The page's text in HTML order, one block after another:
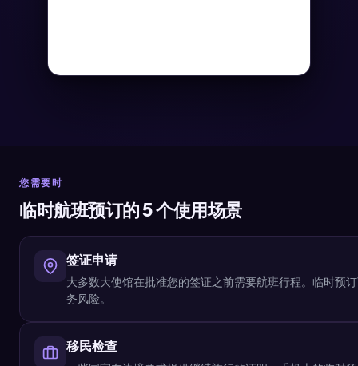
您需要时
临时航班预订的 5 个使用场景
签证申请
大多数大使馆在批准您的签证之前需要航班行程。临时预
务风险。
移民检查